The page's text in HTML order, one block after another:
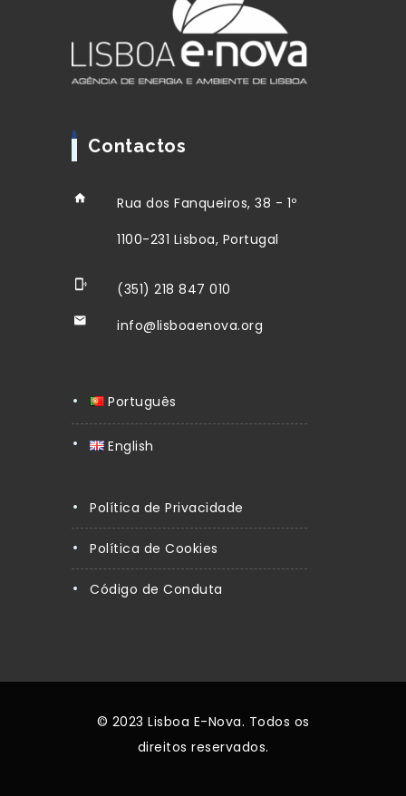
Contactos
Rua dos Fanqueiros, 38 - 1º
1100-231 Lisboa, Portugal
(351) 218 847 010
info@lisboaenova.org
Português
English
Política de Privacidade
Política de Cookies
Código de Conduta
© 2023 Lisboa E-Nova. Todos os
direitos reservados.